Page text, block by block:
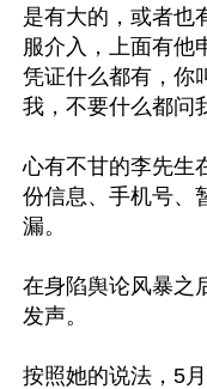
是有大的，或者也
服介入，上面有他
凭证什么都有，你
我，不要什么都问
心有不甘的李先生
份信息、手机号、
漏。
在身陷舆论风暴之
发声。
按照她的说法，5